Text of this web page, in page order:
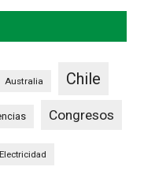
Australia Chile
Congresos
Electricidad